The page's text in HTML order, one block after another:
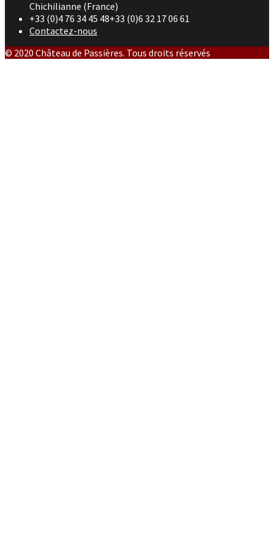
Chichilianne (France)
+33 (0)4 76 34 45 48+33 (0)6 32 17 06 61
Contactez-nous
© 2020 Château de Passières. Tous droits réservés